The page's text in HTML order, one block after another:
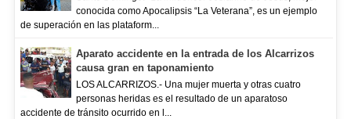
conocida como Apocalipsis “La Veterana”, es un ejemplo
de superación en las plataform...
Aparato accidente en la entrada de los Alcarrizos
causa gran en taponamiento
LOS ALCARRIZOS.- Una mujer muerta y otras cuatro
personas heridas es el resultado de un aparatoso
accidente de tránsito ocurrido en l...